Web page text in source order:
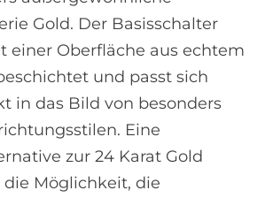
Gold. Der Basisschalter
einer Oberfläche aus echtem
und passt sich
in das Bild von besonders
Eine
zur 24 Karat Gold
Möglichkeit, die